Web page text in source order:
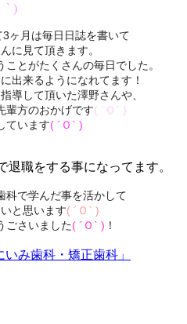
` )
3ヶ月は毎日日誌を書いて
に見て頂きます。
とがたくさんの毎日でした。
出来るようになれてます！
導して頂いた澤野さんや、
輩方のおかげです( ´Ｏ` )
ています( ´Ｏ` )
退職をする事になってます。
科で学んだ事を活かして
と思います( ´Ｏ` )
ごさいました( ´Ｏ` ) ！